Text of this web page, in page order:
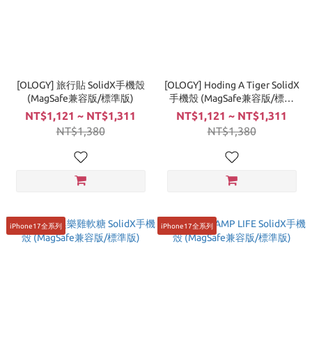
[OLOGY] 旅行貼 SolidX手機殼
(MagSafe兼容版/標準版)
NT$1,121 ~ NT$1,311
NT$1,380
[OLOGY] Hoding A Tiger SolidX
手機殼 (MagSafe兼容版/標準
NT$1,121 ~ NT$1,311
NT$1,380
iPhone17全系列 iPhone17全系列